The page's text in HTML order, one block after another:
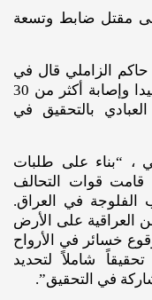
مقتل ضابط وتسعة
حاكم الزاملي قال في
بيان إن الغارة أوقعت أكثر من 20 شهيدا وإصابة أكثر من 30
بالتحقيق في
، “بناء على طلبات
قامت قوات التحالف
في العراق.
العراقية على الأرض
خسائر في الأرواح
شاملاً لتحديد
في التحقيق”.